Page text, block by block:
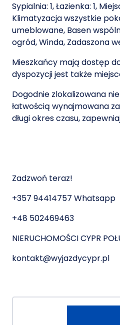
Sypialnia: 1, Łazienka: 1,
Klimatyzacja wszystkie
umeblowane, Basen
ogród, Winda, Zadaszona
Mieszkańcy mają dostęp
dyspozycji jest także
Dogodnie zlokalizowana
łatwością wynajmowana
długi okres czasu,
Zadzwoń teraz!
+357 94414757 Whatsapp
+48 502469463
NIERUCHOMOŚCI CYPR
kontakt@wyjazdycypr.pl